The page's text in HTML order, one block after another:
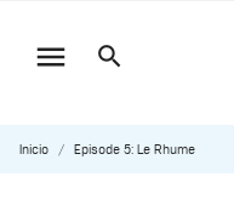

Inicio Episode 5: Le Rhume